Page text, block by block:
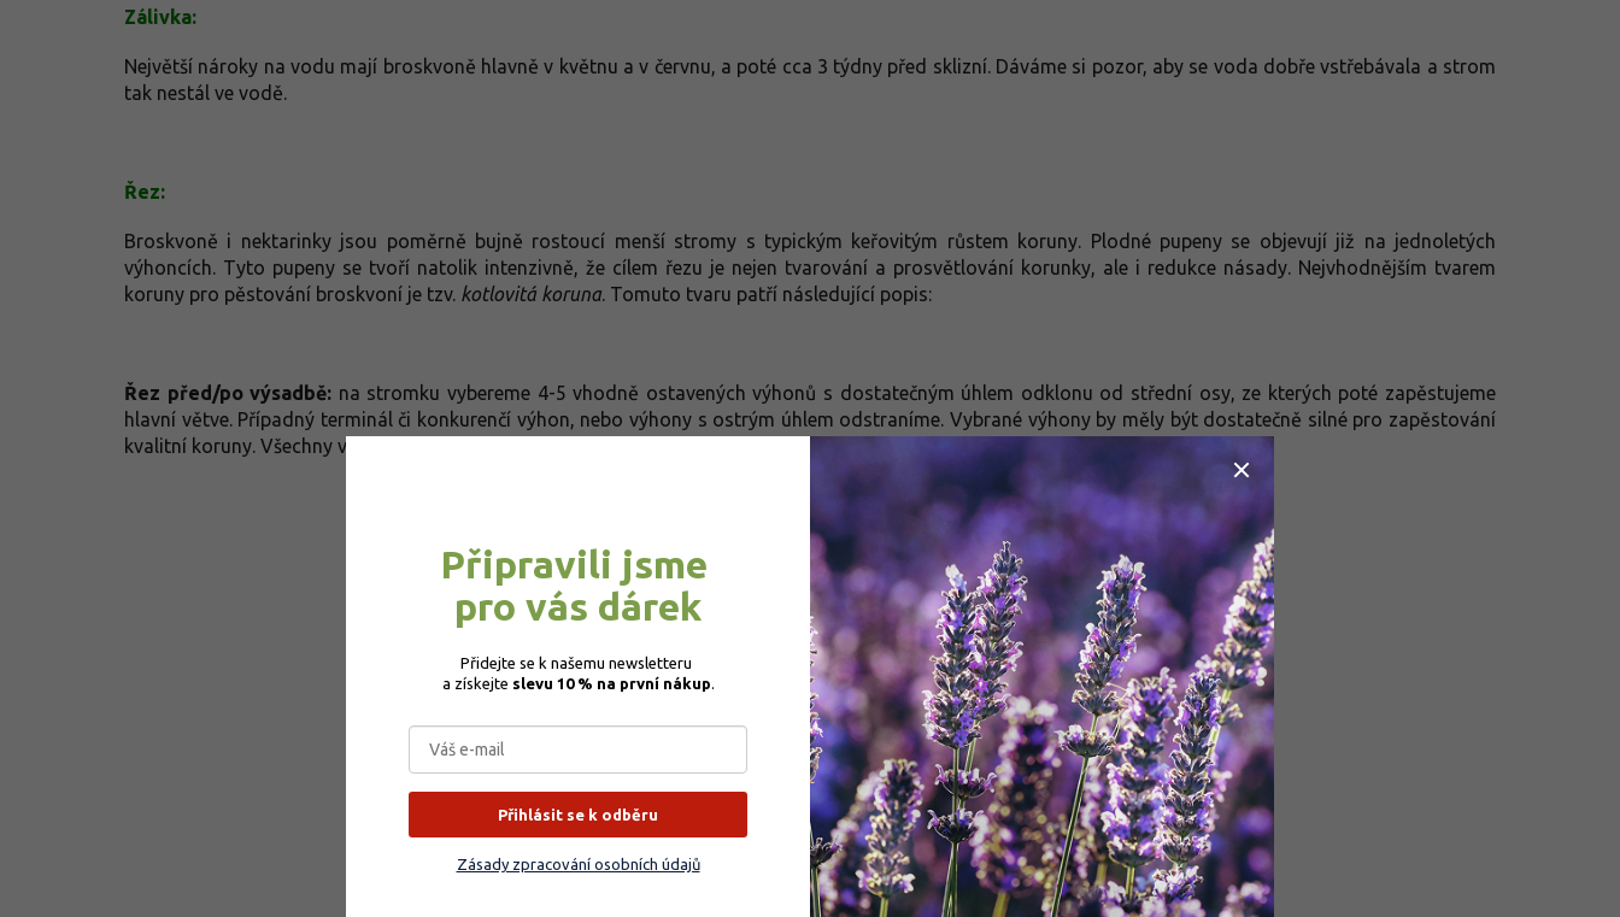
Zálivka:
Největší nároky na vodu mají broskvoně hlavně v květnu a v červnu, a poté cca 3 týdny před sklizní. Dáváme si pozor, aby se voda dobře vstřebávala a strom
tak nestál ve vodě.
Řez:
Broskvoně i nektarinky jsou poměrně bujně rostoucí menší stromy s typickým keřovitým růstem koruny. Plodné pupeny se objevují již na jednoletých
výhoncích. Tyto pupeny se tvoří natolik intenzivně, že cílem řezu je nejen tvarování a prosvětlování korunky, ale i redukce násady. Nejvhodnějším tvarem
koruny pro pěstování broskvoní je tzv. kotlovitá koruna. Tomuto tvaru patří následující popis:
Řez před/po výsadbě: na stromku vybereme 4-5 vhodně ostavených výhonů s dostatečným úhlem odklonu od střední osy, ze kterých poté zapěstujeme
hlavní větve. Případný terminál či konkurenčí výhon, nebo výhony s ostrým úhlem odstraníme. Vybrané výhony by měly být dostatečně silné pro zapěstování
kvalitní koruny. Všechny výhony hluboce seřízneme na 2-3 narašené pupeny, a to vždy na pupen směřující ven z koruny.
Připravili jsme
pro vás dárek
Přidejte se k našemu newsletteru
a získejte slevu 10 % na první nákup.
Přihlásit se k odběru
Zásady zpracování osobních údajů